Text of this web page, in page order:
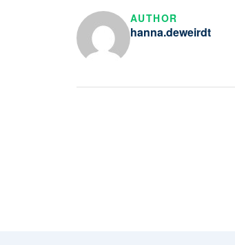
AUTHOR
hanna.deweirdt